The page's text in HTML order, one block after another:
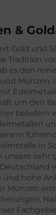
&
Gold und
Tradition
es den
Münzen.
um den
beliefern
in
unsere sehr
hohe
Münzen